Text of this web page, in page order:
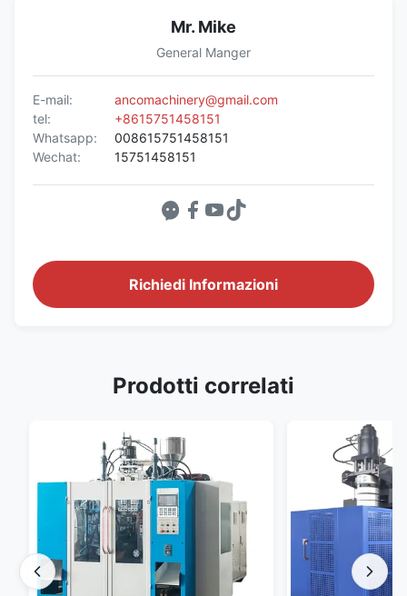
Mr. Mike
General Manger
E-mail:
ancomachinery@gmail.com
tel:
+8615751458151
Whatsapp:
008615751458151
Wechat:
15751458151
Richiedi Informazioni
Prodotti correlati